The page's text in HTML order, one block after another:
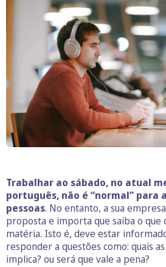
Trabalhar ao sábado, no atual
português, não é “normal” para
pessoas. No entanto, a sua
proposta e importa que saiba o que
matéria. Isto é, deve estar
responder a questões como: quais
implica? ou será que vale a pena?